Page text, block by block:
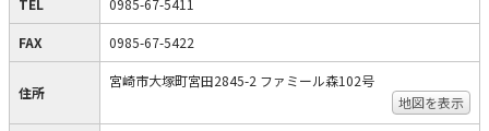
FAX 0985-67-5422
住所
宮崎市大塚町宮田2845-2 ファミール森102号
地図を表示